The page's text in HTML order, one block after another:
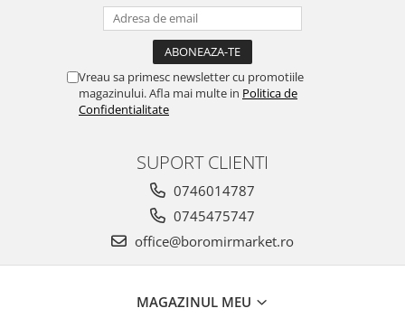
Vreau sa primesc newsletter cu promotiile
magazinului. Afla mai multe in Politica de
Confidentialitate
SUPORT CLIENTI
0746014787
0745475747
office@boromirmarket.ro
MAGAZINUL MEU